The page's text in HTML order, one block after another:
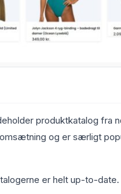
produktkatalog fra
omsætning og er særligt
er helt up-to-date.